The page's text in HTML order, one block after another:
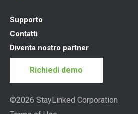
Supporto
Contatti
Diventa nostro partner
Richiedi demo
©2026 StayLinked Corporation